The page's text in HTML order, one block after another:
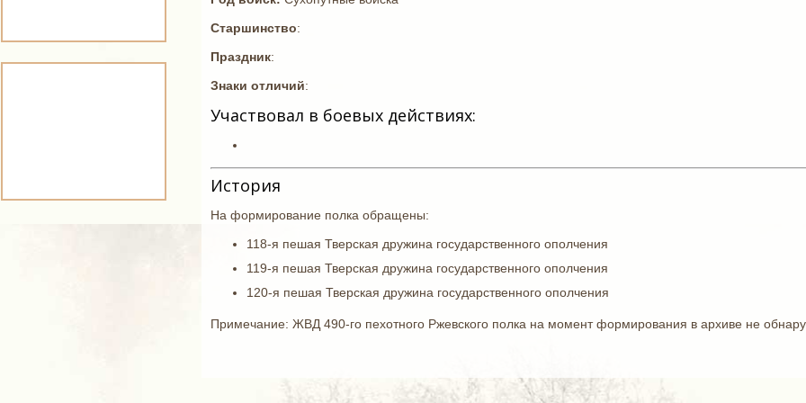
Старшинство:
Праздник:
Знаки отличий:
Участвовал в боевых действиях:
История
На формирование полка обращены:
118-я пешая Тверская дружина государственного ополчения
119-я пешая Тверская дружина государственного ополчения
120-я пешая Тверская дружина государственного ополчения
Примечание: ЖВД 490-го пехотного Ржевского полка на момент формирования в архиве не